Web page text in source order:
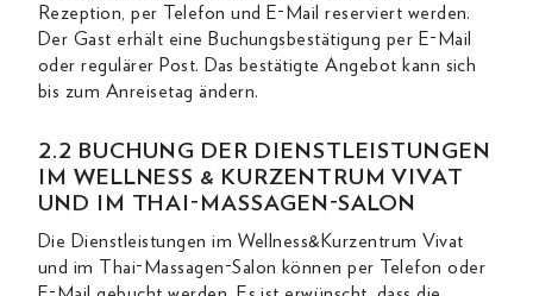
Rezeption, per Telefon und E-Mail reserviert werden.
Der Gast erhält eine Buchungsbestätigung per E-Mail
oder regulärer Post. Das bestätigte Angebot kann sich
bis zum Anreisetag ändern.
2.2 BUCHUNG DER DIENSTLEISTUNGEN
IM WELLNESS & KURZENTRUM VIVAT
UND IM THAI-MASSAGEN-SALON
Die Dienstleistungen im Wellness&Kurzentrum Vivat
und im Thai-Massagen-Salon können per Telefon oder